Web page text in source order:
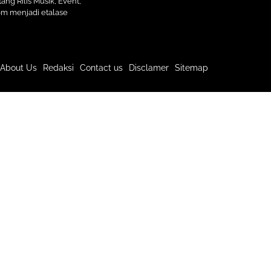
menjadi etalase
About Us Redaksi Contact us Disclamer Sitemap